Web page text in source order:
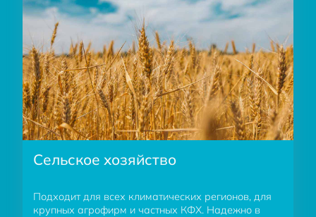
Сельское хозяйство
Подходит для всех климатических регионов, для
крупных агрофирм и частных КФХ. Надежно в